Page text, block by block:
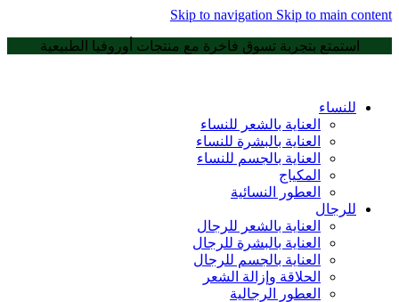
Skip to navigation Skip to main content
استمتع بتجربة تسوق فاخرة مع منتجات أوروفيا الطبيعية
للنساء
العناية بالشعر للنساء
العناية بالبشرة للنساء
العناية بالجسم للنساء
المكياج
العطور النسائية
للرجال
العناية بالشعر للرجال
العناية بالبشرة للرجال
العناية بالجسم للرجال
الحلاقة وإزالة الشعر
العطور الرجالية